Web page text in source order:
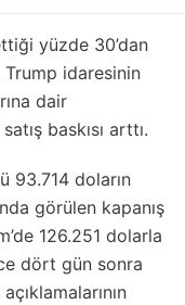
yüzde 30’dan
idaresinin
dair
baskısı arttı.
93.714 doların
görülen kapanış
126.251 dolarla
dört gün sonra